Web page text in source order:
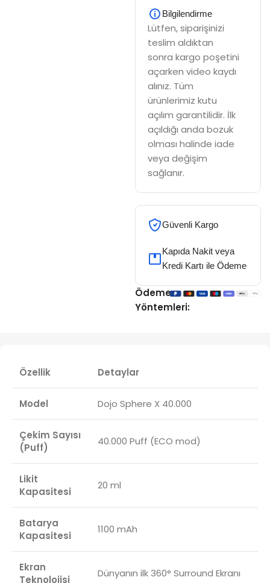
Bilgilendirme
Lütfen, siparişinizi
teslim aldıktan
sonra kargo poşetini
açarken video kaydı
alınız. Tüm
ürünlerimiz kutu
açılım garantilidir. İlk
açıldığı anda bozuk
olması halinde iade
veya değişim
sağlanır.
Güvenli Kargo
Kapıda Nakit veya
Kredi Kartı ile Ödeme
Ödeme
Yöntemleri:
Özellik Detaylar
Model Dojo Sphere X 40.000
Çekim Sayısı
(Puff)
40.000 Puff (ECO mod)
Likit
Kapasitesi
20 ml
Batarya
Kapasitesi
1100 mAh
Ekran
Teknolojisi
Dünyanın ilk 360° Surround Ekranı